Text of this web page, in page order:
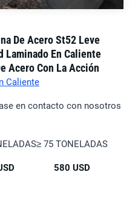
De Acero St52 Leve
Laminado En Caliente
Acero Con La Acción
Caliente
en contacto con nosotros
≥ 75 TONELADAS
580 USD